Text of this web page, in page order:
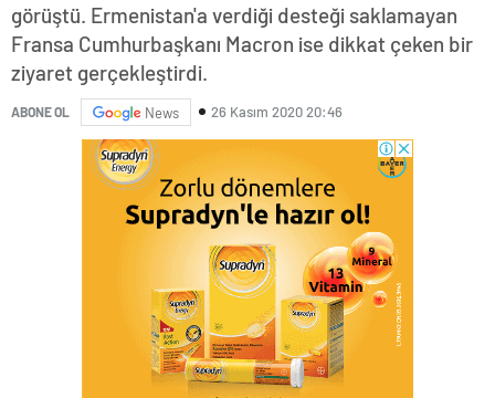
görüştü. Ermenistan'a verdiği desteği saklamayan
Fransa Cumhurbaşkanı Macron ise dikkat çeken bir
ziyaret gerçekleştirdi.
ABONE OL News 26 Kasım 2020 20:46